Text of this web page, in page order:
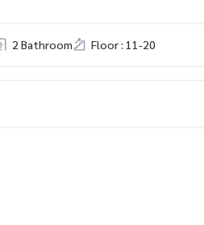
2 Bathroom Floor : 11-20